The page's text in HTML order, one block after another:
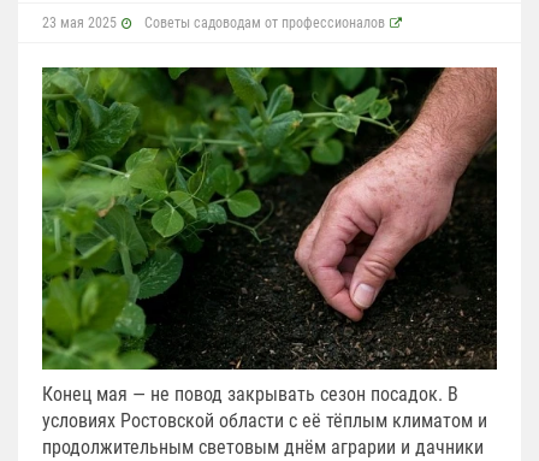
23 мая 2025 Советы садоводам от профессионалов
Конец мая — не повод закрывать сезон посадок. В
условиях Ростовской области с её тёплым климатом и
продолжительным световым днём аграрии и дачники